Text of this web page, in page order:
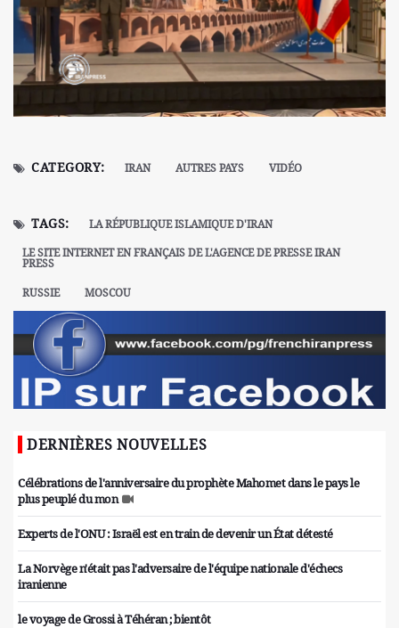
CATEGORY: IRAN AUTRES PAYS VIDÉO
TAGS:
LA RÉPUBLIQUE ISLAMIQUE D'IRAN
LE SITE INTERNET EN FRANÇAIS DE L'AGENCE DE PRESSE IRAN
PRESS
RUSSIE
MOSCOU
DERNIÈRES NOUVELLES
Célébrations de l'anniversaire du prophète Mahomet dans le pays le
plus peuplé du mon
Experts de l'ONU : Israël est en train de devenir un État détesté
La Norvège n'était pas l'adversaire de l'équipe nationale d'échecs
iranienne
le voyage de Grossi à Téhéran ; bientôt